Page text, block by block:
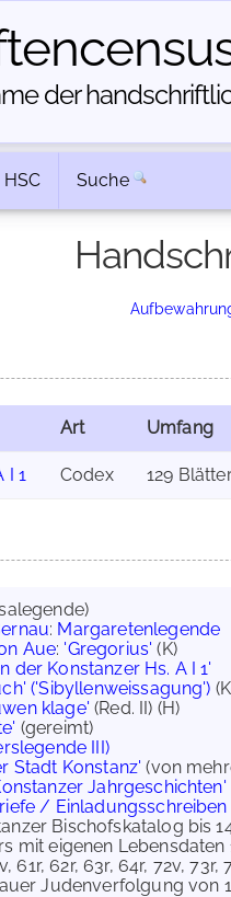
der
HSC Suche
Art Umfang
I 1 Codex 129
: Margaretenlegende
Aue: 'Gregorius' (K)
der Konstanzer Hs. A I 1'
('Sibyllenweissagung')
klage' (Red. II) (H)
(gereimt)
III)
Stadt Konstanz' (von
Jahrgeschichten'
/
Bischofskatalog bis
mit eigenen Lebensdaten
61r, 62r, 63r, 64r, 72v, 73r,
Judenverfolgung von